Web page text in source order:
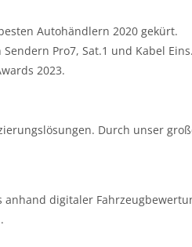
Autohändlern 2020 gekürt.
Pro7, Sat.1 und Kabel Eins.
2023.
Durch unser
anhand digitaler
.